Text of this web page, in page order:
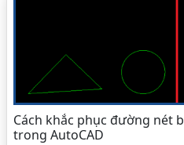
Cách khắc phục đường nét
trong AutoCAD